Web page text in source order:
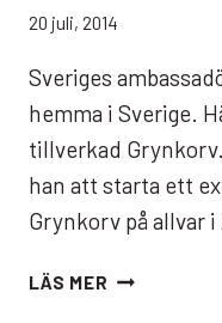
20 juli, 2014
Sveriges
hemma i Sverige.
tillverkad
han att starta ett
Grynkorv på allvar
LÄS MER EN